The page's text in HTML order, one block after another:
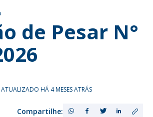
de Pesar N°
ATUALIZADO HÁ 4 MESES ATRÁS
Compartilhe: